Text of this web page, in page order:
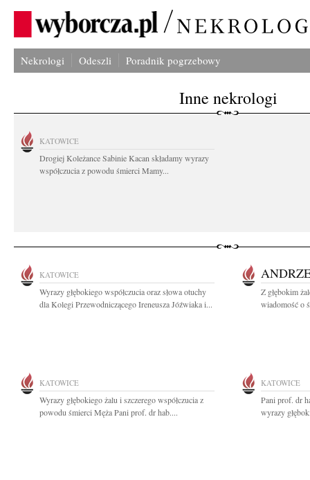
Nekrologi Odeszli Poradnik pogrzebowy
Inne nekrologi
KATOWICE
Drogiej Koleżance Sabinie Kacan składamy wyrazy
współczucia z powodu śmierci Mamy...
KATOWICE
Wyrazy głębokiego współczucia oraz słowa otuchy
dla Kolegi Przewodniczącego Ireneusza Jóźwiaka i...
Z głębokim
wiadomość o
KATOWICE
Wyrazy głębokiego żalu i szczerego współczucia z
powodu śmierci Męża Pani prof. dr hab....
KATOWICE
Pani prof. dr
wyrazy